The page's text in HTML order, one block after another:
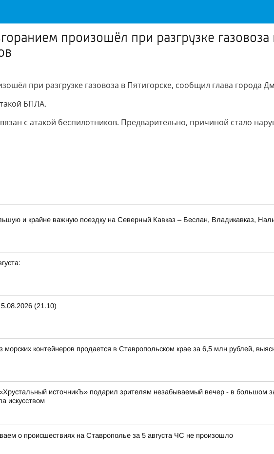
произошёл при разгрузке газовоза
при разгрузке газовоза в Пятигорске, сообщил глава города
БПЛА.
с атакой беспилотников. Предварительно, причиной стало
и крайне важную поездку на Северный Кавказ – Беслан, Владикавказ,
(21.10)
контейнеров продается в Ставропольском крае за 6,5 млн рублей,
источникЪ» подарил зрителям незабываемый вечер - в большом
искусством
о происшествиях на Ставрополье за 5 августа ЧС не произошло